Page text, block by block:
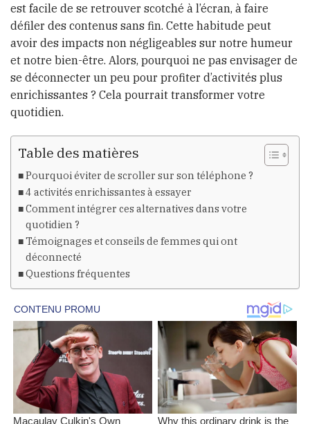
est facile de se retrouver scotché à l’écran, à faire
défiler des contenus sans fin. Cette habitude peut
avoir des impacts non négligeables sur notre humeur
et notre bien-être. Alors, pourquoi ne pas envisager de
se déconnecter un peu pour profiter d’activités plus
enrichissantes ? Cela pourrait transformer votre
quotidien.
Table des matières
Pourquoi éviter de scroller sur son téléphone ?
4 activités enrichissantes à essayer
Comment intégrer ces alternatives dans votre
quotidien ?
Témoignages et conseils de femmes qui ont
déconnecté
Questions fréquentes